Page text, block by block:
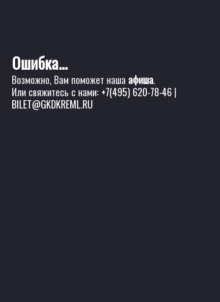
Ошибка...
Возможно, Вам поможет наша афиша.
Или свяжитесь с нами: +7(495) 620-78-46 |
BILET@GKDKREML.RU